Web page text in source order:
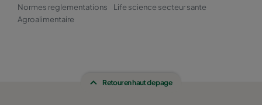
Normes reglementations
Life science secteur sante
Agroalimentaire
Retour en haut de page